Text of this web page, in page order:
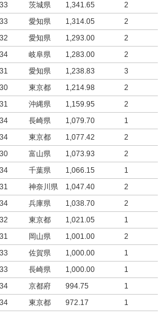
33 茨城県 1,341.65
2
33 愛知県 1,314.05
2
32 愛知県 1,293.00
2
34 岐阜県 1,283.00
2
31 愛知県 1,238.83
3
30 東京都 1,214.98
2
31 沖縄県 1,159.95
2
34 長崎県 1,079.70
1
34 東京都 1,077.42
2
30 富山県 1,073.93
2
34 千葉県 1,066.15
1
31 神奈川県 1,047.40
2
34 兵庫県 1,038.70
2
32 東京都 1,021.05
1
31 岡山県 1,001.00
2
33 佐賀県 1,000.00
1
33 長崎県 1,000.00
1
34 京都府 994.75
1
34 東京都 972.17
1